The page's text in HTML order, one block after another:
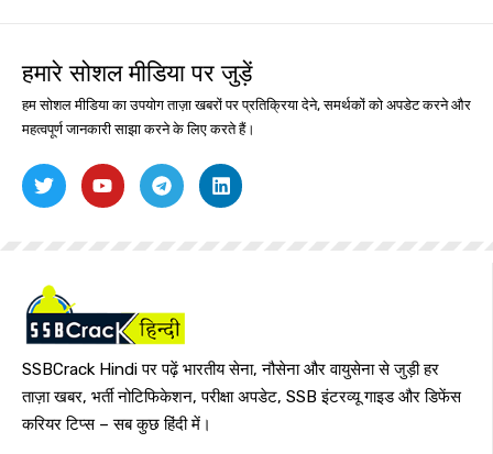
हमारे सोशल मीडिया पर जुड़ें
हम सोशल मीडिया का उपयोग ताज़ा खबरों पर प्रतिक्रिया देने, समर्थकों को अपडेट करने और
महत्वपूर्ण जानकारी साझा करने के लिए करते हैं।
SSBCrack Hindi पर पढ़ें भारतीय सेना, नौसेना और वायुसेना से जुड़ी हर
ताज़ा खबर, भर्ती नोटिफिकेशन, परीक्षा अपडेट, SSB इंटरव्यू गाइड और डिफेंस
करियर टिप्स – सब कुछ हिंदी में।